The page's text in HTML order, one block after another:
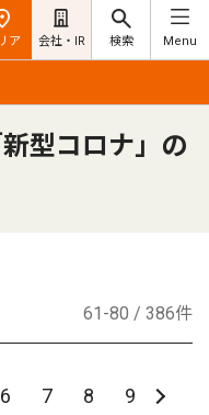
ア 会社・IR 検索 Menu
型コロナ」の
61-80 / 386件
6 7 8 9